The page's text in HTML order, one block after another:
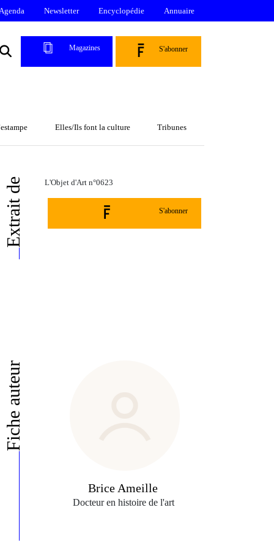
Newsletter Encyclopédie Annuaire
Magazines S'abonner
Elles/Ils font la culture Tribunes
Extrait de L'Objet d'Art n°0623
S'abonner
Fiche auteur
Brice Ameille
Docteur en histoire de l'art